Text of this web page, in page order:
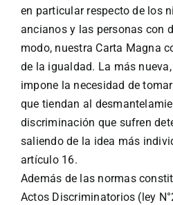
en particular respecto de los
ancianos y las personas con
modo, nuestra Carta Magna
de la igualdad. La más
impone la necesidad de
que tiendan al
discriminación que sufren
saliendo de la idea más
artículo 16.
Además de las normas
Actos Discriminatorios (ley